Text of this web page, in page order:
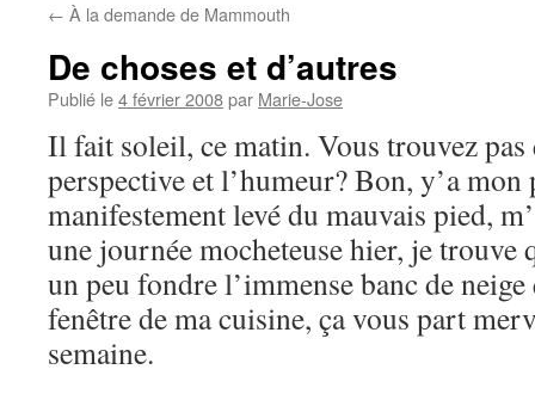
← À la demande de Mammouth
De choses et d’autres
Publié le4 février 2008par Marie-Jose
Il fait soleil, ce matin. Vous trouvez pas
perspective et l’humeur? Bon, y’a
manifestement levé du mauvais pied,
une journée mocheteuse hier, je trouve
un peu fondre l’immense banc de
fenêtre de ma cuisine, ça vous part
semaine.